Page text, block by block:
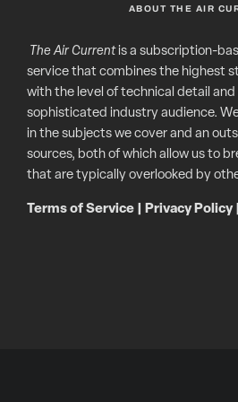
ABOUT THE AIR
The Air Currentis a subscription-
service that combines the highest
with the level of technical detail
sophisticated industry audience.
in the subjects we cover and an
sources, both of which allow us to
that are typically overlooked by
Terms of Service Privacy Policy|